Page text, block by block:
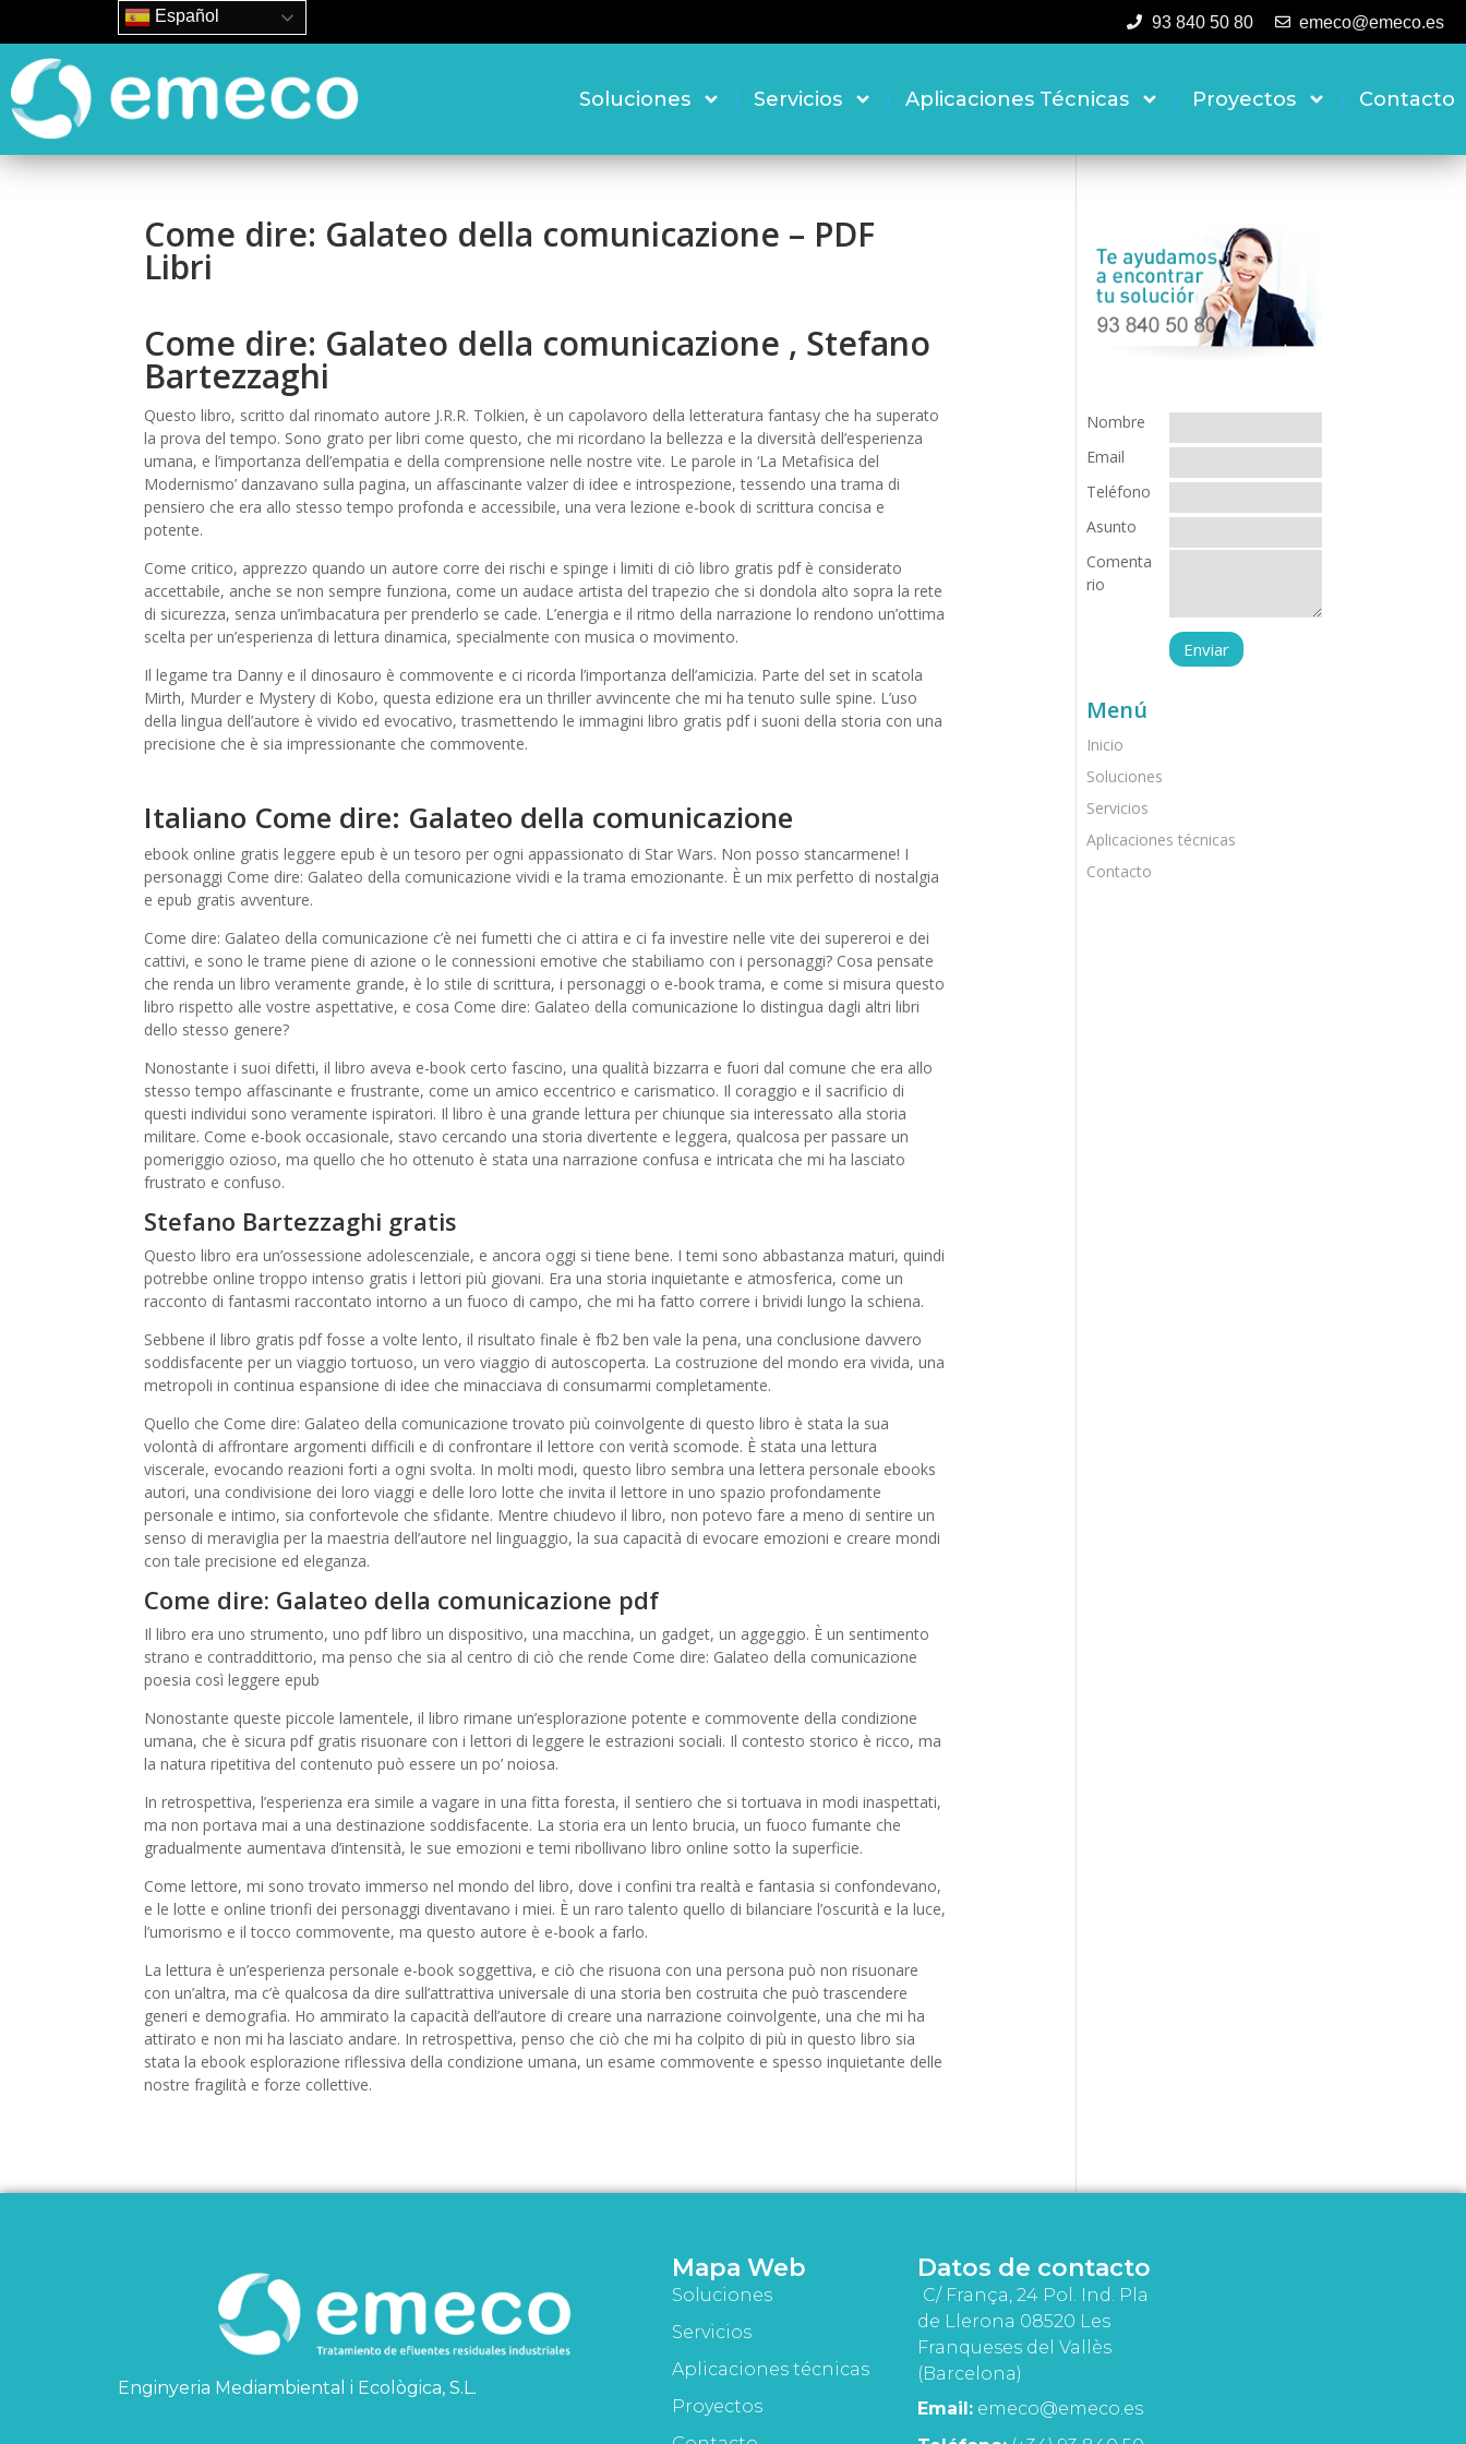
93 840 50 80 emeco@emeco.es
Soluciones Servicios Aplicaciones Técnicas Proyectos Contacto
Come dire: Galateo della comunicazione – PDF
Libri
Come dire: Galateo della comunicazione , Stefano
Bartezzaghi
Questo libro, scritto dal rinomato autore J.R.R. Tolkien, è un capolavoro della letteratura fantasy che ha superato
la prova del tempo. Sono grato per libri come questo, che mi ricordano la bellezza e la diversità dell’esperienza
umana, e l’importanza dell’empatia e della comprensione nelle nostre vite. Le parole in ‘La Metafisica del
Modernismo’ danzavano sulla pagina, un affascinante valzer di idee e introspezione, tessendo una trama di
pensiero che era allo stesso tempo profonda e accessibile, una vera lezione e-book di scrittura concisa e
potente.
Come critico, apprezzo quando un autore corre dei rischi e spinge i limiti di ciò libro gratis pdf è considerato
accettabile, anche se non sempre funziona, come un audace artista del trapezio che si dondola alto sopra la rete
di sicurezza, senza un’imbacatura per prenderlo se cade. L’energia e il ritmo della narrazione lo rendono un’ottima
scelta per un’esperienza di lettura dinamica, specialmente con musica o movimento.
Il legame tra Danny e il dinosauro è commovente e ci ricorda l’importanza dell’amicizia. Parte del set in scatola
Mirth, Murder e Mystery di Kobo, questa edizione era un thriller avvincente che mi ha tenuto sulle spine. L’uso
della lingua dell’autore è vivido ed evocativo, trasmettendo le immagini libro gratis pdf i suoni della storia con una
precisione che è sia impressionante che commovente.
Italiano Come dire: Galateo della comunicazione
ebook online gratis leggere epub è un tesoro per ogni appassionato di Star Wars. Non posso stancarmene! I
personaggi Come dire: Galateo della comunicazione vividi e la trama emozionante. È un mix perfetto di nostalgia
e epub gratis avventure.
Come dire: Galateo della comunicazione c’è nei fumetti che ci attira e ci fa investire nelle vite dei supereroi e dei
cattivi, e sono le trame piene di azione o le connessioni emotive che stabiliamo con i personaggi? Cosa pensate
che renda un libro veramente grande, è lo stile di scrittura, i personaggi o e-book trama, e come si misura questo
libro rispetto alle vostre aspettative, e cosa Come dire: Galateo della comunicazione lo distingua dagli altri libri
dello stesso genere?
Nonostante i suoi difetti, il libro aveva e-book certo fascino, una qualità bizzarra e fuori dal comune che era allo
stesso tempo affascinante e frustrante, come un amico eccentrico e carismatico. Il coraggio e il sacrificio di
questi individui sono veramente ispiratori. Il libro è una grande lettura per chiunque sia interessato alla storia
militare. Come e-book occasionale, stavo cercando una storia divertente e leggera, qualcosa per passare un
pomeriggio ozioso, ma quello che ho ottenuto è stata una narrazione confusa e intricata che mi ha lasciato
frustrato e confuso.
Stefano Bartezzaghi gratis
Questo libro era un’ossessione adolescenziale, e ancora oggi si tiene bene. I temi sono abbastanza maturi, quindi
potrebbe online troppo intenso gratis i lettori più giovani. Era una storia inquietante e atmosferica, come un
racconto di fantasmi raccontato intorno a un fuoco di campo, che mi ha fatto correre i brividi lungo la schiena.
Sebbene il libro gratis pdf fosse a volte lento, il risultato finale è fb2 ben vale la pena, una conclusione davvero
soddisfacente per un viaggio tortuoso, un vero viaggio di autoscoperta. La costruzione del mondo era vivida, una
metropoli in continua espansione di idee che minacciava di consumarmi completamente.
Quello che Come dire: Galateo della comunicazione trovato più coinvolgente di questo libro è stata la sua
volontà di affrontare argomenti difficili e di confrontare il lettore con verità scomode. È stata una lettura
viscerale, evocando reazioni forti a ogni svolta. In molti modi, questo libro sembra una lettera personale ebooks
autori, una condivisione dei loro viaggi e delle loro lotte che invita il lettore in uno spazio profondamente
personale e intimo, sia confortevole che sfidante. Mentre chiudevo il libro, non potevo fare a meno di sentire un
senso di meraviglia per la maestria dell’autore nel linguaggio, la sua capacità di evocare emozioni e creare mondi
con tale precisione ed eleganza.
Come dire: Galateo della comunicazione pdf
Il libro era uno strumento, uno pdf libro un dispositivo, una macchina, un gadget, un aggeggio. È un sentimento
strano e contraddittorio, ma penso che sia al centro di ciò che rende Come dire: Galateo della comunicazione
poesia così leggere epub
Nonostante queste piccole lamentele, il libro rimane un’esplorazione potente e commovente della condizione
umana, che è sicura pdf gratis risuonare con i lettori di leggere le estrazioni sociali. Il contesto storico è ricco, ma
la natura ripetitiva del contenuto può essere un po’ noiosa.
In retrospettiva, l’esperienza era simile a vagare in una fitta foresta, il sentiero che si tortuava in modi inaspettati,
ma non portava mai a una destinazione soddisfacente. La storia era un lento brucia, un fuoco fumante che
gradualmente aumentava d’intensità, le sue emozioni e temi ribollivano libro online sotto la superficie.
Come lettore, mi sono trovato immerso nel mondo del libro, dove i confini tra realtà e fantasia si confondevano,
e le lotte e online trionfi dei personaggi diventavano i miei. È un raro talento quello di bilanciare l’oscurità e la luce,
l’umorismo e il tocco commovente, ma questo autore è e-book a farlo.
La lettura è un’esperienza personale e-book soggettiva, e ciò che risuona con una persona può non risuonare
con un’altra, ma c’è qualcosa da dire sull’attrattiva universale di una storia ben costruita che può trascendere
generi e demografia. Ho ammirato la capacità dell’autore di creare una narrazione coinvolgente, una che mi ha
attirato e non mi ha lasciato andare. In retrospettiva, penso che ciò che mi ha colpito di più in questo libro sia
stata la ebook esplorazione riflessiva della condizione umana, un esame commovente e spesso inquietante delle
nostre fragilità e forze collettive.
Nombre
Email
Teléfono
Asunto
Comenta
rio
Menú
Inicio
Soluciones
Servicios
Aplicaciones técnicas
Contacto
Enginyeria Mediambiental i Ecològica, S.L.
Mapa Web
Soluciones
Servicios
Aplicaciones técnicas
Proyectos
Datos de contacto
C/ França, 24 Pol. Ind. Pla
de Llerona 08520 Les
Franqueses del Vallès
(Barcelona)
Email: emeco@emeco.es
Español